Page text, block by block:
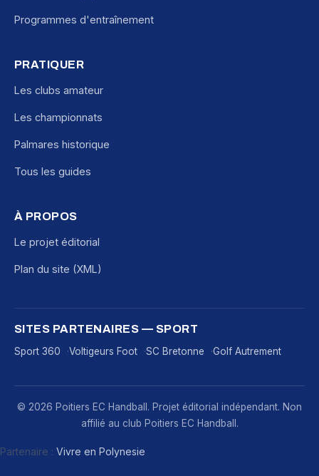
Programmes d'entraînement
PRATIQUER
Les clubs amateur
Les championnats
Palmares historique
Tous les guides
À PROPOS
Le projet éditorial
Plan du site (XML)
SITES PARTENAIRES — SPORT
Sport 360 Voltigeurs Foot SC Bretonne Golf Autrement
© 2026 Poitiers EC Handball. Projet éditorial indépendant. Non
affilié au club Poitiers EC Handball.
Partenaire : Vivre en Polynesie